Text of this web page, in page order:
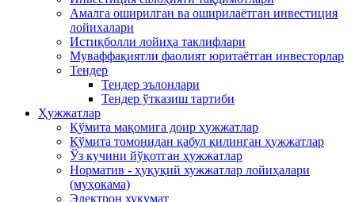
Амалга оширилган ва оширилаётган инвестиция
лойихалари
Истиқболли лойиҳа таклифлари
Муваффақиятли фаолият юритаётган инвесторлар
Тендер
Тендер эълонлари
Тендер ўтказиш тартиби
Ҳужжатлар
Қўмита мақомига доир ҳужжатлар
Қўмита томонидан қабул қилинган ҳужжатлар
Ўз кучини йўқотган ҳужжатлар
Норматив - ҳуқуқий хужжатлар лойиҳалари
(муҳокама)
Электрон хукумат